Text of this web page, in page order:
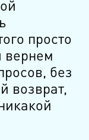
просто
вернем
без
возврат,